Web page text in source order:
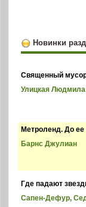
Новинки
Священный
Улицкая Людмила
Метроленд. До ее
Барнс Джулиан
Где падают
Сапен-Дефур,